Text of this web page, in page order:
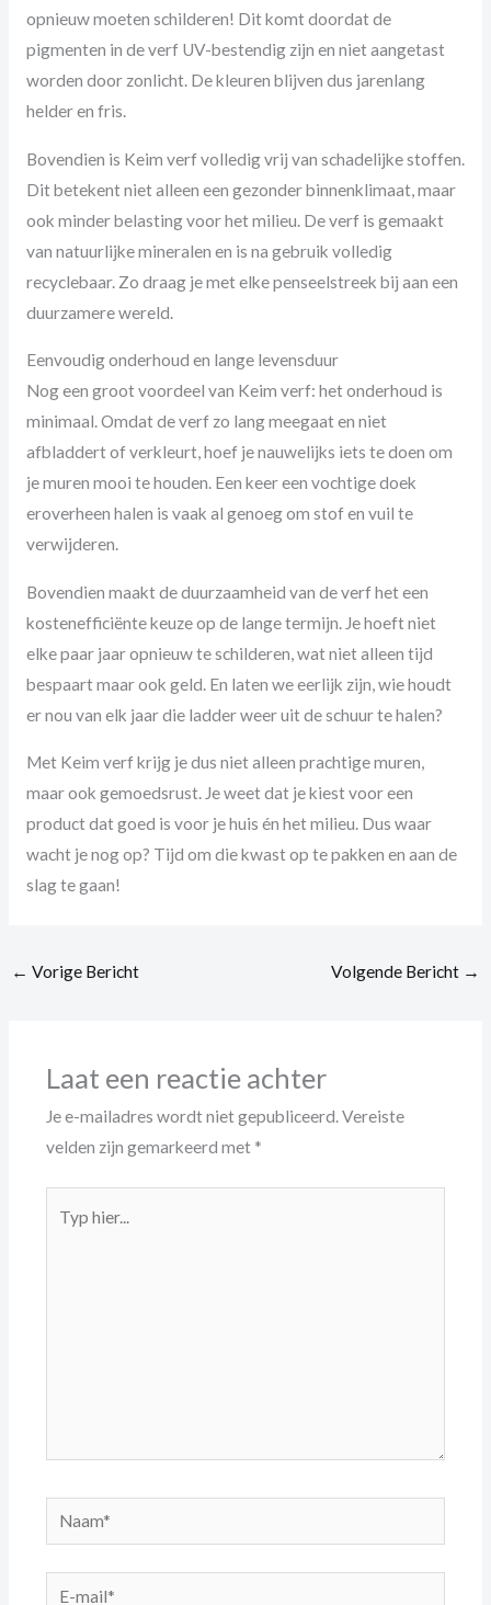
opnieuw moeten schilderen! Dit komt doordat de
pigmenten in de verf UV-bestendig zijn en niet aangetast
worden door zonlicht. De kleuren blijven dus jarenlang
helder en fris.
Bovendien is Keim verf volledig vrij van schadelijke stoffen.
Dit betekent niet alleen een gezonder binnenklimaat, maar
ook minder belasting voor het milieu. De verf is gemaakt
van natuurlijke mineralen en is na gebruik volledig
recyclebaar. Zo draag je met elke penseelstreek bij aan een
duurzamere wereld.
Eenvoudig onderhoud en lange levensduur
Nog een groot voordeel van Keim verf: het onderhoud is
minimaal. Omdat de verf zo lang meegaat en niet
afbladdert of verkleurt, hoef je nauwelijks iets te doen om
je muren mooi te houden. Een keer een vochtige doek
eroverheen halen is vaak al genoeg om stof en vuil te
verwijderen.
Bovendien maakt de duurzaamheid van de verf het een
kostenefficiënte keuze op de lange termijn. Je hoeft niet
elke paar jaar opnieuw te schilderen, wat niet alleen tijd
bespaart maar ook geld. En laten we eerlijk zijn, wie houdt
er nou van elk jaar die ladder weer uit de schuur te halen?
Met Keim verf krijg je dus niet alleen prachtige muren,
maar ook gemoedsrust. Je weet dat je kiest voor een
product dat goed is voor je huis én het milieu. Dus waar
wacht je nog op? Tijd om die kwast op te pakken en aan de
slag te gaan!
← Vorige Bericht Volgende Bericht →
Laat een reactie achter
Je e-mailadres wordt niet gepubliceerd.Vereiste
velden zijn gemarkeerd met *
hier...
Naam*
E-